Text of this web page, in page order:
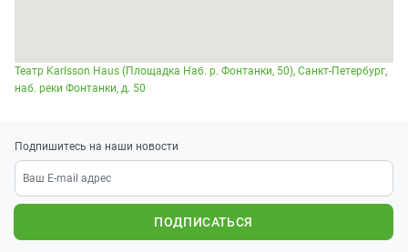
Театр Karlsson Haus (Площадка Наб. р. Фонтанки, 50), Санкт-Петербург,
наб. реки Фонтанки, д. 50
Подпишитесь на наши новости
ПОДПИСАТЬСЯ